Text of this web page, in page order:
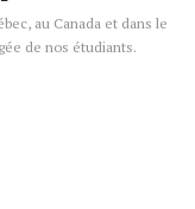
au Canada et dans le
de nos étudiants.